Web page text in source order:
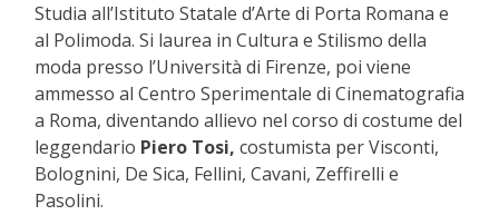
Studia all’Istituto Statale d’Arte di Porta Romana e
al Polimoda. Si laurea in Cultura e Stilismo della
moda presso l’Università di Firenze, poi viene
ammesso al Centro Sperimentale di Cinematografia
a Roma, diventando allievo nel corso di costume del
leggendario Piero Tosi, costumista per Visconti,
Bolognini, De Sica, Fellini, Cavani, Zeffirelli e
Pasolini.